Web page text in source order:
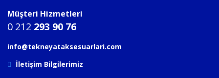
Müşteri Hizmetleri
0 212 293 90 76
info@tekneyataksesuarlari.com
İletişim Bilgilerimiz